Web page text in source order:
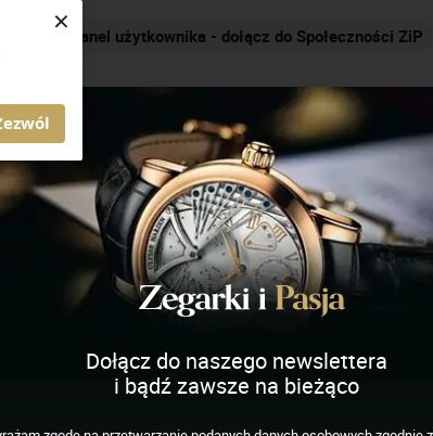
× Panel użytkownika - dołącz do Społeczności ZiP
ZEGARKI I PASJA
L M
Dołącz do naszego newslettera
i bądź zawsze na bieżąco